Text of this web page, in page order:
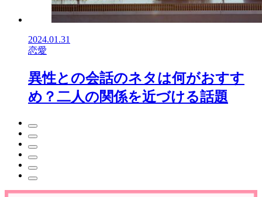
2024.01.31
恋愛
異性との会話のネタは何がおすす
め？二人の関係を近づける話題